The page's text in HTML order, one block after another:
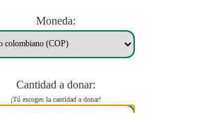
Moneda:
Cantidad a donar:
¡Tú escoges la cantidad a donar!